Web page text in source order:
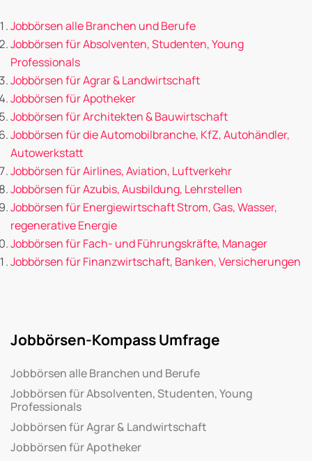
Jobbörsen alle Branchen und Berufe
Jobbörsen für Absolventen, Studenten, Young
Professionals
Jobbörsen für Agrar & Landwirtschaft
Jobbörsen für Apotheker
Jobbörsen für Architekten & Bauwirtschaft
Jobbörsen für die Automobilbranche, KfZ, Autohändler,
Autowerkstatt
Jobbörsen für Airlines, Aviation, Luftverkehr
Jobbörsen für Azubis, Ausbildung, Lehrstellen
Jobbörsen für Energiewirtschaft Strom, Gas, Wasser,
regenerative Energie
Jobbörsen für Fach- und Führungskräfte, Manager
Jobbörsen für Finanzwirtschaft, Banken, Versicherungen
Jobbörsen-Kompass Umfrage
Jobbörsen alle Branchen und Berufe
Jobbörsen für Absolventen, Studenten, Young
Professionals
Jobbörsen für Agrar & Landwirtschaft
Jobbörsen für Apotheker